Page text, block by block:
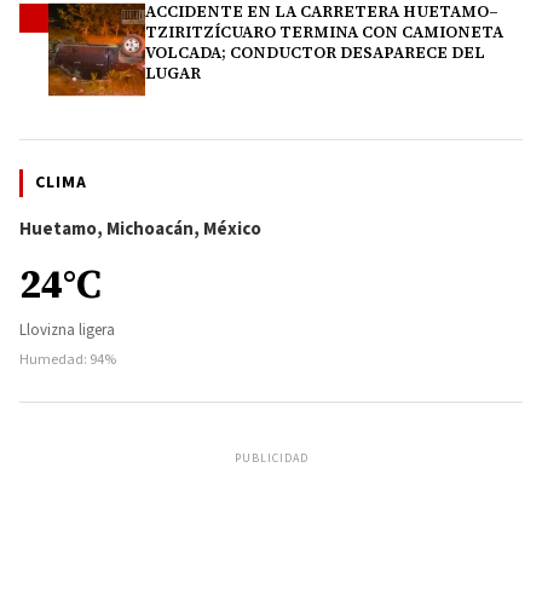
ACCIDENTE EN LA CARRETERA HUETAMO–
TZIRITZÍCUARO TERMINA CON CAMIONETA
VOLCADA; CONDUCTOR DESAPARECE DEL
LUGAR
CLIMA
Huetamo, Michoacán, México
24°C
Llovizna ligera
Humedad: 94%
PUBLICIDAD